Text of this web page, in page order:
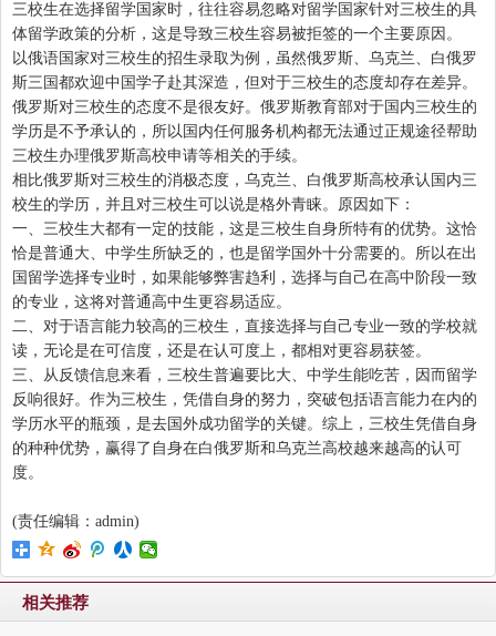
三校生在选择留学国家时，往往容易忽略对留学国家针对三校生的具
体留学政策的分析，这是导致三校生容易被拒签的一个主要原因。
以俄语国家对三校生的招生录取为例，虽然俄罗斯、乌克兰、白俄罗
斯三国都欢迎中国学子赴其深造，但对于三校生的态度却存在差异。
俄罗斯对三校生的态度不是很友好。俄罗斯教育部对于国内三校生的
学历是不予承认的，所以国内任何服务机构都无法通过正规途径帮助
三校生办理俄罗斯高校申请等相关的手续。
相比俄罗斯对三校生的消极态度，乌克兰、白俄罗斯高校承认国内三
校生的学历，并且对三校生可以说是格外青睐。原因如下：
一、三校生大都有一定的技能，这是三校生自身所特有的优势。这恰
恰是普通大、中学生所缺乏的，也是留学国外十分需要的。所以在出
国留学选择专业时，如果能够弊害趋利，选择与自己在高中阶段一致
的专业，这将对普通高中生更容易适应。
二、对于语言能力较高的三校生，直接选择与自己专业一致的学校就
读，无论是在可信度，还是在认可度上，都相对更容易获签。
三、从反馈信息来看，三校生普遍要比大、中学生能吃苦，因而留学
反响很好。作为三校生，凭借自身的努力，突破包括语言能力在内的
学历水平的瓶颈，是去国外成功留学的关键。综上，三校生凭借自身
的种种优势，赢得了自身在白俄罗斯和乌克兰高校越来越高的认可
度。
(责任编辑：admin)
相关推荐